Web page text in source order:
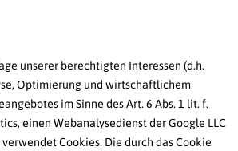
unserer berechtigten Interessen (d.h.
Optimierung und wirtschaftlichem
im Sinne des Art. 6 Abs. 1 lit. f.
einen Webanalysedienst der Google LLC
verwendet Cookies. Die durch das Cookie